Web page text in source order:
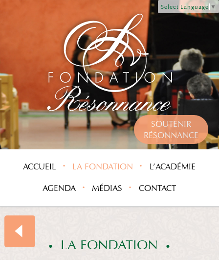
Select Language ▼
SOUTENIR
RÉSONNANCE
ACCUEIL LA FONDATION L’ACADÉMIE
AGENDA MÉDIAS CONTACT
LA FONDATION